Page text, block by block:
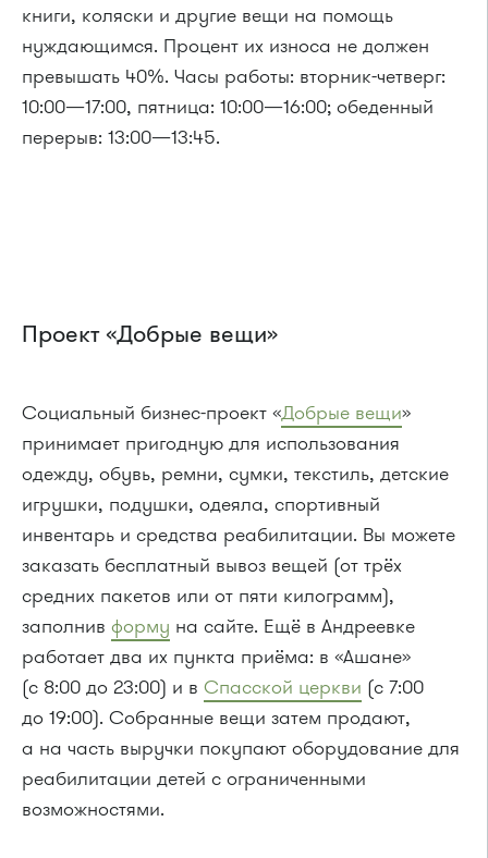
книги, коляски и другие вещи на помощь
нуждающимся. Процент их износа не должен
превышать 40%. Часы работы: вторник-четверг:
10:00—17:00, пятница: 10:00—16:00; обеденный
перерыв: 13:00—13:45.
Проект «Добрые вещи»
Социальный бизнес-проект «Добрые вещи»
принимает пригодную для использования
одежду, обувь, ремни, сумки, текстиль, детские
игрушки, подушки, одеяла, спортивный
инвентарь и средства реабилитации. Вы можете
заказать бесплатный вывоз вещей (от трёх
средних пакетов или от пяти килограмм),
заполнив форму на сайте. Ещё в Андреевке
работает два их пункта приёма: в «Ашане»
(с 8:00 до 23:00) и в Спасской церкви (с 7:00
до 19:00). Собранные вещи затем продают,
а на часть выручки покупают оборудование для
реабилитации детей с ограниченными
возможностями.